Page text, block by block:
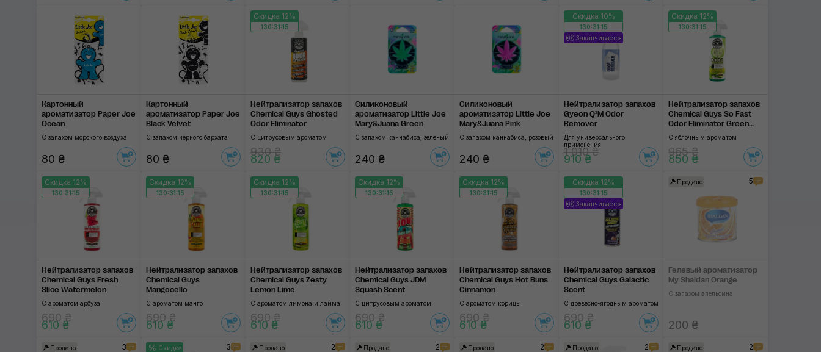
Морская свежесть
Ваниль
Маракуйя
Цветы
Тоник
Лесная свежесть
Вишня
Чёрный бархат
Амбра
Кедр
CarPro
My Shaldan
SOFT99
3D
Картонный
ароматизатор Paper Joe
Ocean
С запахом морского воздуха
80 ₴
Картонный
ароматизатор Paper Joe
Black Velvet
С запахом чёрного бархата
80 ₴
Скидка 12%
130:31:14
Нейтрализатор запа­хов
Chemical Guys Ghosted
Odor Eliminator
С цитрусовым ароматом
930 ₴
820 ₴
Силиконовый
ароматизатор Little Joe
Mary&Juana Green
С запахом каннабиса, зеленый
240 ₴
Силиконовый
ароматизатор Little Joe
Mary&Juana Pink
С запахом каннабиса, розовый
240 ₴
Скидка 10%
130:31:14
Заканчивается
Нейтрализатор запа­хов
Gyeon Q²M Odor
Remover
Для универсального
применения
1 010 ₴
910 ₴
Скидка 12%
130:31:14
Нейтрализатор запа­хов
Chemical Guys So Fast
Odor Eliminator Green
Apple Scent
С яблочным ароматом
965 ₴
850 ₴
Скидка 12%
130:31:14
Нейтрализатор запа­хов
Chemical Guys Fresh
Slice Watermelon
С ароматом арбуза
690 ₴
610 ₴
Скидка 12%
130:31:14
Нейтрализатор запа­хов
Chemical Guys
Mangocello
С ароматом манго
690 ₴
610 ₴
Скидка 12%
130:31:14
Нейтрализатор запа­хов
Chemical Guys Zesty
Lemon Lime
С ароматом лимона и лайма
690 ₴
610 ₴
Скидка 12%
130:31:14
Нейтрализатор запа­хов
Chemical Guys JDM
Squash Scent
С цитрусовым ароматом
690 ₴
610 ₴
Скидка 12%
130:31:14
Нейтрализатор запа­хов
Chemical Guys Hot Buns
Cinnamon
С ароматом корицы
690 ₴
610 ₴
Скидка 12%
130:31:14
Заканчивается
Нейтрализатор запа­хов
Chemical Guys Galactic
Scent
С древесно-ягодным ароматом
690 ₴
610 ₴
Продано 5
Гелевый ароматизатор
My Shaldan Orange
С запахом апельсина
200 ₴
Продано 3
Скидка
3 Продано 2 Продано 2 Продано 2 Продано 2 Продано 2